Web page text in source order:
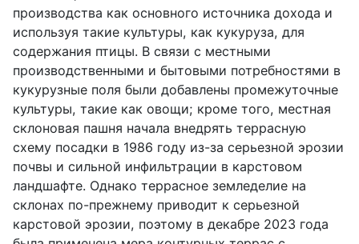
производства как основного источника дохода и
используя такие культуры, как кукуруза, для
содержания птицы. В связи с местными
производственными и бытовыми потребностями в
кукурузные поля были добавлены промежуточные
культуры, такие как овощи; кроме того, местная
склоновая пашня начала внедрять террасную
схему посадки в 1986 году из-за серьезной эрозии
почвы и сильной инфильтрации в карстовом
ландшафте. Однако террасное земледелие на
склонах по-прежнему приводит к серьезной
карстовой эрозии, поэтому в декабре 2023 года